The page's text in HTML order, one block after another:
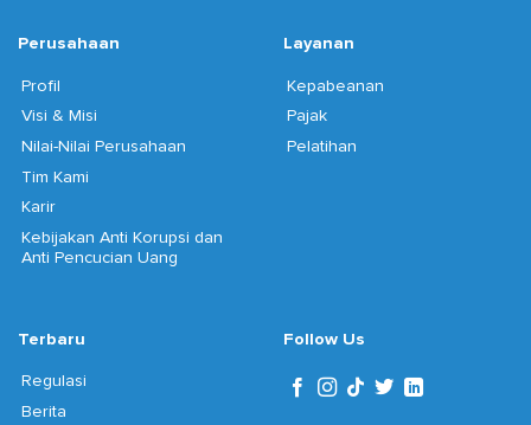
Perusahaan
Profil
Visi & Misi
Nilai-Nilai Perusahaan
Tim Kami
Karir
Kebijakan Anti Korupsi dan
Anti Pencucian Uang
Layanan
Kepabeanan
Pajak
Pelatihan
Terbaru
Regulasi
Berita
Follow Us